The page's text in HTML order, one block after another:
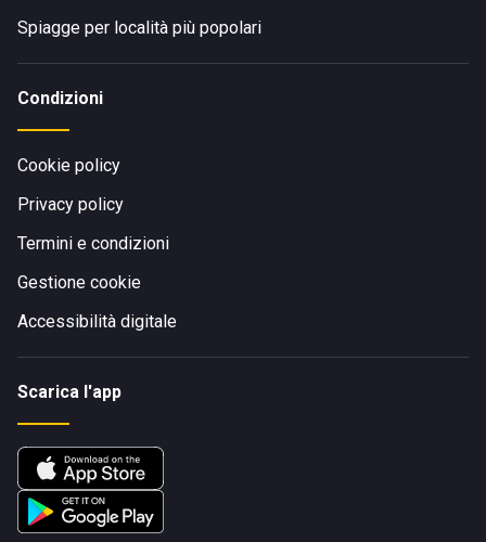
Spiagge per località più popolari
Condizioni
Cookie policy
Privacy policy
Termini e condizioni
Gestione cookie
Accessibilità digitale
Scarica l'app